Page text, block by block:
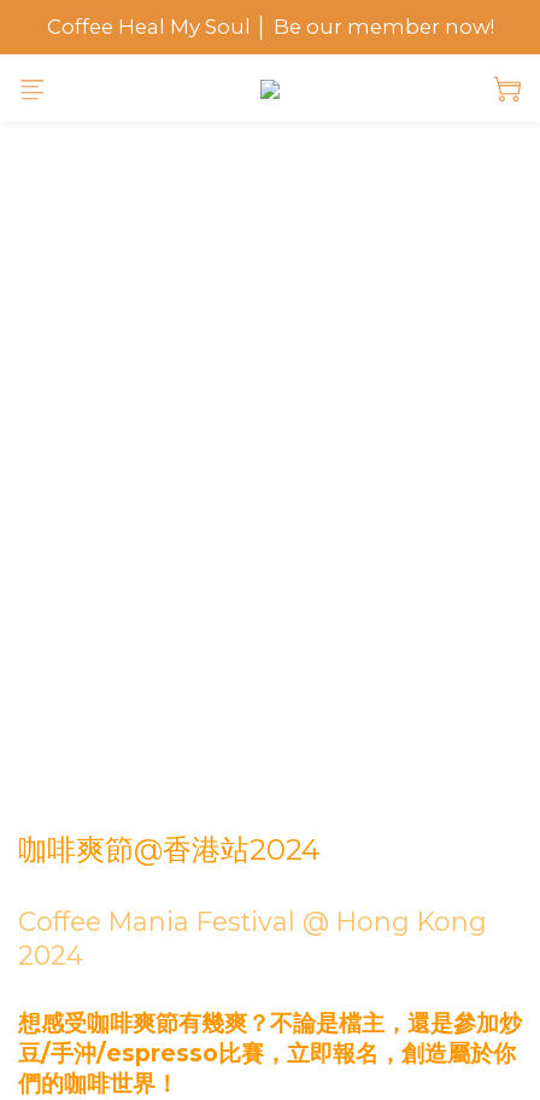
Coffee Heal My Soul │ Be our member now!
咖啡爽節@香港站2024
Coffee Mania Festival @ Hong Kong
2024
想感受咖啡爽節有幾爽？不論是檔主，還是參加炒
豆/手沖/espresso比賽，立即報名，創造屬於你
們的咖啡世界！